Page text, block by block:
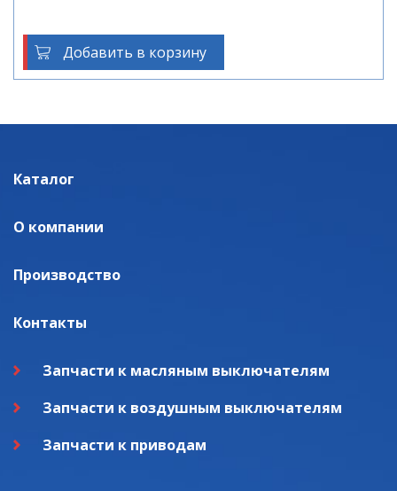
Добавить в корзину
Каталог
О компании
Производство
Контакты
Запчасти к масляным выключателям
Запчасти к воздушным выключателям
Запчасти к приводам